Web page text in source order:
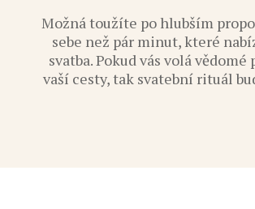
Možná toužíte po hlubším
sebe než pár minut, které
svatba. Pokud vás volá
vaší cesty, tak svatební rituál